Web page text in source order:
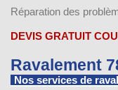
Réparation des
DEVIS GRATUIT
Ravalement
Nos services de